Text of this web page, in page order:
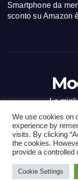
Smartphone da
sconto su Amazon
Le
Proudly powered by
Home
We use cookies on
experience by
visits. By clicking
the cookies.
provide a controlled
Cookie Settings